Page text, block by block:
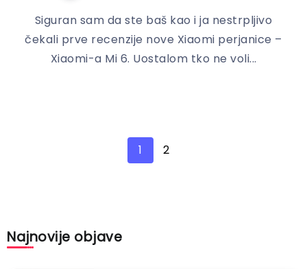
Siguran sam da ste baš kao i ja nestrpljivo
čekali prve recenzije nove Xiaomi perjanice –
Xiaomi-a Mi 6. Uostalom tko ne voli...
1 2
Najnovije objave